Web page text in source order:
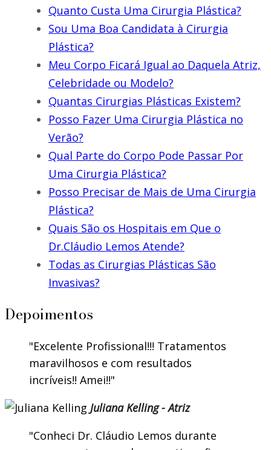
Quanto Custa Uma Cirurgia Plástica?
Sou Uma Boa Candidata à Cirurgia
Plástica?
Meu Corpo Ficará Igual ao Daquela Atriz,
Celebridade ou Modelo?
Quantas Cirurgias Plásticas Existem?
Posso Fazer Uma Cirurgia Plástica no
Verão?
Qual Parte do Corpo Pode Passar Por
Uma Cirurgia Plástica?
Posso Precisar de Mais de Uma Cirurgia
Plástica?
Quais São os Hospitais em Que o
Dr.Cláudio Lemos Atende?
Todas as Cirurgias Plásticas São
Invasivas?
Depoimentos
Excelente Profissional!!! Tratamentos
maravilhosos e com resultados
incríveis!! Amei!!
Juliana Kelling - Atriz
Conheci Dr. Cláudio Lemos durante